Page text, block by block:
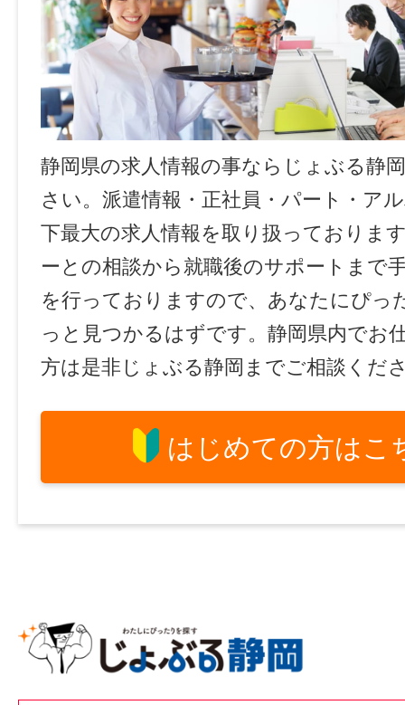
静岡県の求人情報の事ならじょぶる静
さい。派遣情報・正社員・パート・ア
下最大の求人情報を取り扱っておりま
ーとの相談から就職後のサポートまで
を行っておりますので、あなたにぴっ
っと見つかるはずです。静岡県内でお
方は是非じょぶる静岡までご相談くだ
はじめての方はこ